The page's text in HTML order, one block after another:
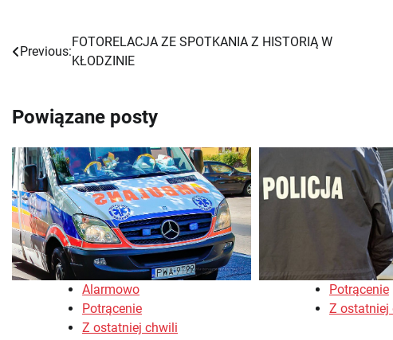
Nawigacja
Previous:
FOTORELACJA ZE SPOTKANIA Z HISTORIĄ W
KŁODZINIE
Powiązane posty
Alarmowo
Potrącenie
Z ostatniej chwili
Potrącenie
Z ostatniej